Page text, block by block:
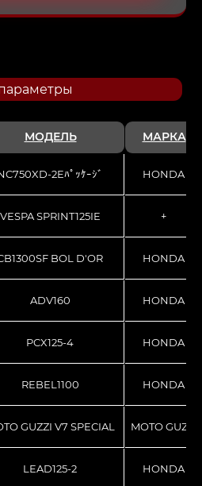
МОДЕЛЬ МАРКА
2Eﾊﾟｯｹｰｼﾞ HONDA
VESPA SPRINT125IE +
BOL D'OR HONDA
ADV160 HONDA
PCX125-4 HONDA
REBEL1100 HONDA
GUZZI V7 SPECIAL MOTO GUZZI
LEAD125-2 HONDA